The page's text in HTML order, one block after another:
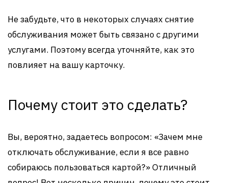
Не забудьте, что в некоторых случаях снятие
обслуживания может быть связано с другими
услугами. Поэтому всегда уточняйте, как это
повлияет на вашу карточку.
Почему стоит это сделать?
Вы, вероятно, задаетесь вопросом: «Зачем мне
отключать обслуживание, если я все равно
собираюсь пользоваться картой?» Отличный